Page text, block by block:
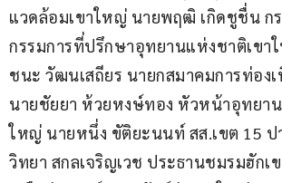
แวดล้อมเขาใหญ่ นายพฤฒิ เกิดชูชื่น ก
กรรมการที่ปรึกษาอุทยานแห่งชาติเขา
ชนะ วัฒนเสถียร นายกสมาคมการท่อง
นายชัยยา ห้วยหงษ์ทอง หัวหน้าอุทยา
ใหญ่ นายหนึ่ง ขัติยะนนท์ สส.เขต 15 ป
วิทยา สกลเจริญเวช ประธานชมรมฮักเ